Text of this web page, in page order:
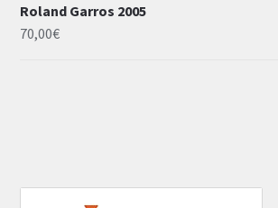
Roland Garros 2005
70,00€